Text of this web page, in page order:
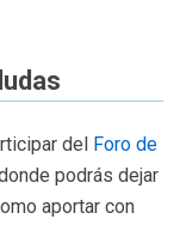
del Foro de
podrás dejar
aportar con